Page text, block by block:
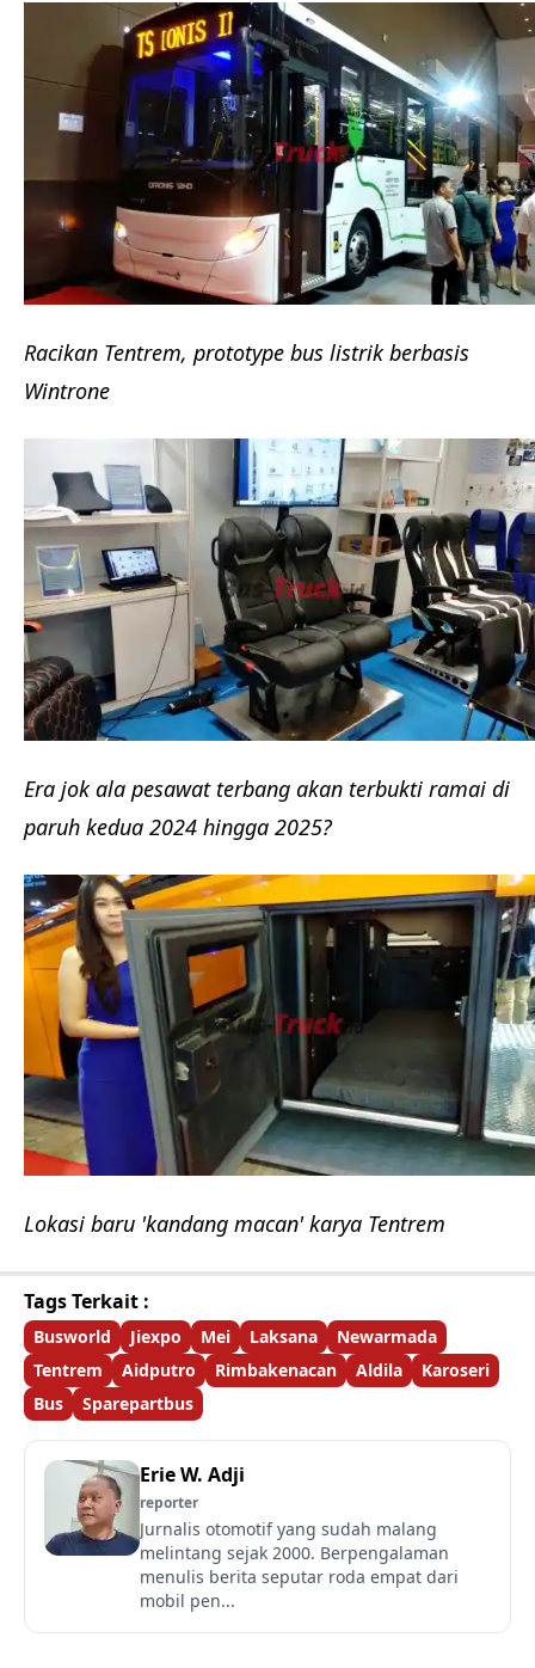
Racikan Tentrem, prototype bus listrik berbasis
Wintrone
Era jok ala pesawat terbang akan terbukti ramai di
paruh kedua 2024 hingga 2025?
Lokasi baru 'kandang macan' karya Tentrem
Tags Terkait :
Busworld Jiexpo Mei Laksana
Newarmada
Tentrem
Aidputro Rimbakenacan Aldila
Karoseri
Bus
Sparepartbus
Erie W. Adji
reporter
Jurnalis otomotif yang sudah malang
melintang sejak 2000. Berpengalaman
menulis berita seputar roda empat dari
mobil pen...